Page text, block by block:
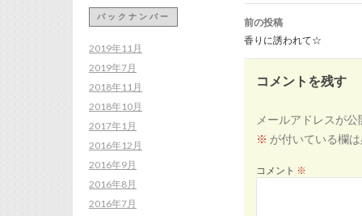
投
稿
ナ
ビ
ゲ
シ
前の投稿
香りに誘われて☆
コメントを残す
メールアドレスが
※ が付いている欄
コメント ※
バックナンバー
2019年11月
2019年7月
2018年11月
2018年10月
2017年1月
2016年12月
2016年9月
2016年8月
2016年7月